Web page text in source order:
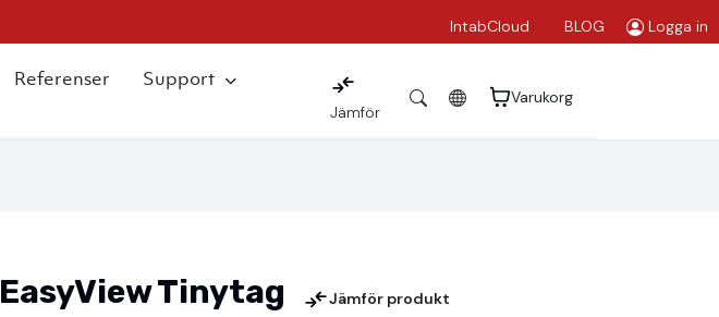
IntabCloud BLOG Logga in
Referenser
Support
Jämför
Varukorg
EasyView Tinytag Jämför produkt